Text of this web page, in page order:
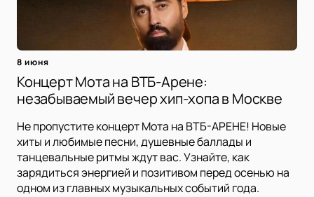
8 июня
Концерт Мота на ВТБ-Арене:
незабываемый вечер хип-хопа в Москве
Не пропустите концерт Мота на ВТБ-АРЕНЕ! Новые
хиты и любимые песни, душевные баллады и
танцевальные ритмы ждут вас. Узнайте, как
зарядиться энергией и позитивом перед осенью на
одном из главных музыкальных событий года.